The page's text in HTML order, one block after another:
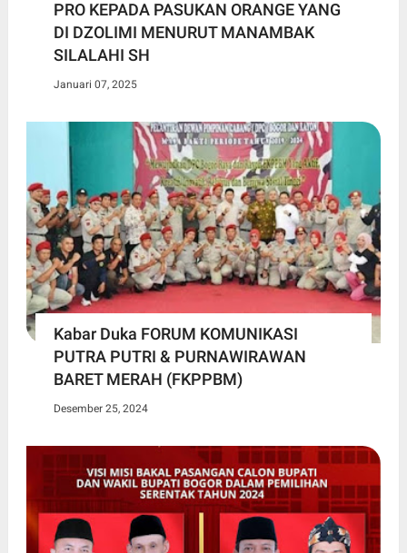
PRO KEPADA PASUKAN ORANGE YANG
DI DZOLIMI MENURUT MANAMBAK
SILALAHI SH
Januari 07, 2025
Kabar Duka FORUM KOMUNIKASI
PUTRA PUTRI & PURNAWIRAWAN
BARET MERAH (FKPPBM)
Desember 25, 2024